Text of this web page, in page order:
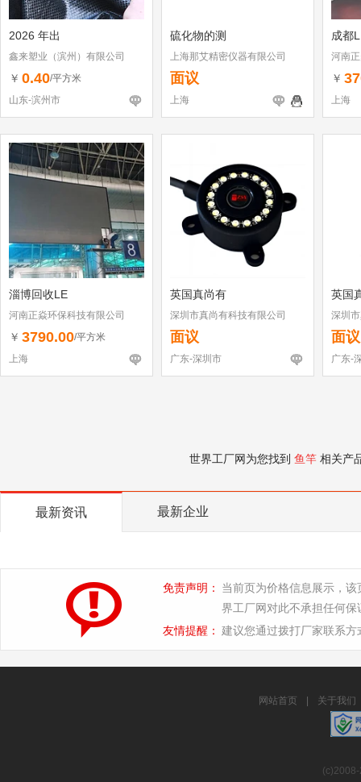
2026 年出
鑫来塑业（滨州）有限公司
￥ 0.40/平方米
山东-滨州市
硫化物的测
上海那艾精密仪器有限公司
面议
上海
成都
河南
￥
上海
淄博回收LE
河南正焱环保科技有限公司
￥ 3790.00/平方米
上海
英国真尚有
深圳市真尚有科技有限公司
面议
广东-深圳市
英国
深圳
面议
广东-
世界工厂网为您找到 鱼竿 相关产
最新资讯 最新企业
免责声明：
当前页为价格信息展示，
界工厂网对此不承担任何保
友情提醒： 建议您通过拨打厂家联系
网站首页 关于我们